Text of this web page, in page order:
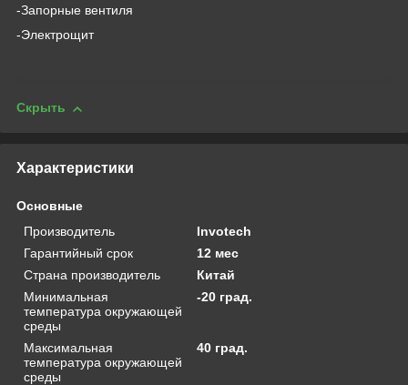
-Запорные вентиля
-Электрощит
Скрыть
Характеристики
Основные
Производитель
Invotech
Гарантийный срок
12 мес
Страна производитель
Китай
Минимальная
температура окружающей
среды
-20 град.
Максимальная
температура окружающей
среды
40 град.